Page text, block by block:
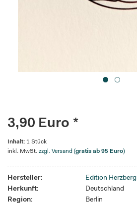
3,90 Euro *
Inhalt: 1 Stück
inkl. MwSt. zzgl. Versand (gratis ab 95 Euro)
Hersteller:
Edition Herzberg
Herkunft:
Deutschland
Region:
Berlin